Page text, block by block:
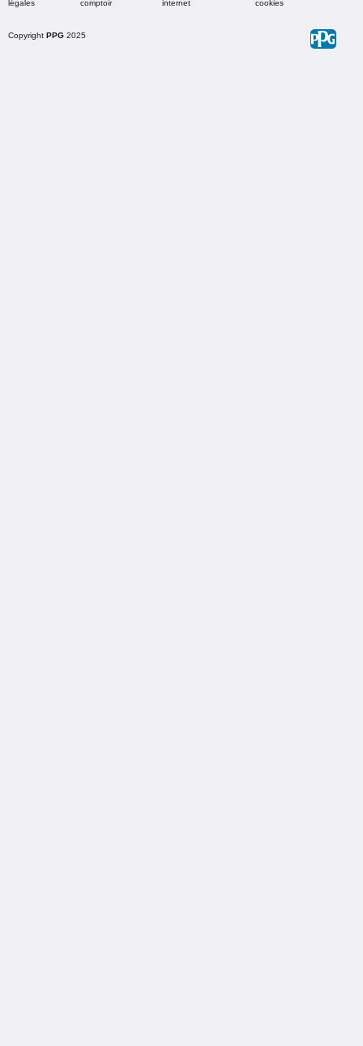
légales comptoir internet cookies
Copyright PPG 2025